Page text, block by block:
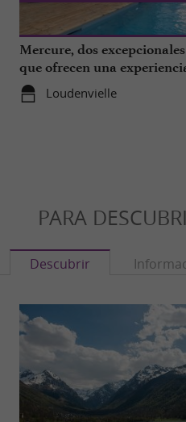
Mercure, dos
que ofrecen una
los Altos Pirineos
Loudenvielle
PARA
Descubrir